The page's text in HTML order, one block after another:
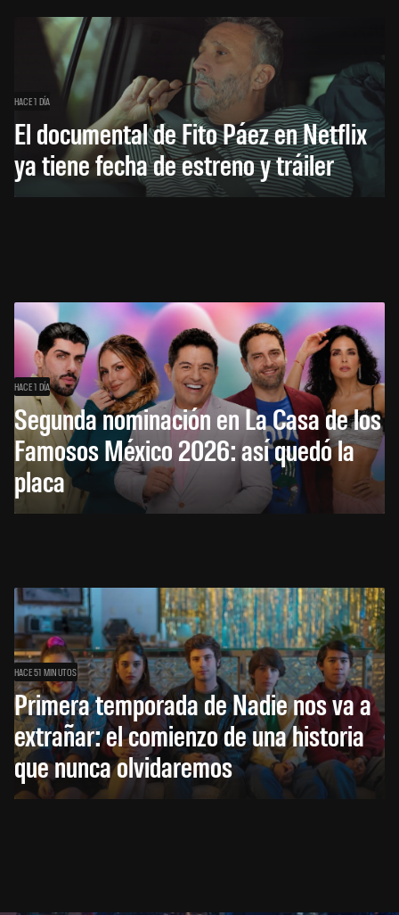
HACE 1 DÍA
El documental de Fito Páez en Netflix
ya tiene fecha de estreno y tráiler
HACE 1 DÍA
Segunda nominación en La Casa de los
Famosos México 2026: así quedó la
placa
HACE 51 MINUTOS
Primera temporada de Nadie nos va a
extrañar: el comienzo de una historia
que nunca olvidaremos